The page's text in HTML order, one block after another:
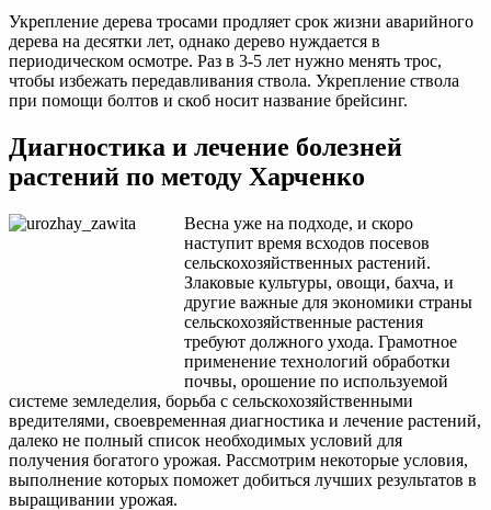
Укрепление дерева тросами продляет срок жизни аварийного
дерева на десятки лет, однако дерево нуждается в
периодическом осмотре. Раз в 3-5 лет нужно менять трос,
чтобы избежать передавливания ствола. Укрепление ствола
при помощи болтов и скоб носит название брейсинг.
Диагностика и лечение болезней
растений по методу Харченко
Весна уже на подходе, и скоро
наступит время всходов посевов
сельскохозяйственных растений.
Злаковые культуры, овощи, бахча, и
другие важные для экономики страны
сельскохозяйственные растения
требуют должного ухода. Грамотное
применение технологий обработки
почвы, орошение по используемой
системе земледелия, борьба с сельскохозяйственными
вредителями, своевременная диагностика и лечение растений,
далеко не полный список необходимых условий для
получения богатого урожая. Рассмотрим некоторые условия,
выполнение которых поможет добиться лучших результатов в
выращивании урожая.